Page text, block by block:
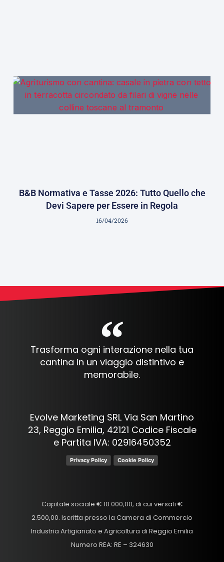
B&B Normativa e Tasse 2026: Tutto Quello che
Devi Sapere per Essere in Regola
16/04/2026
Trasforma ogni interazione nella tua
cantina in un viaggio distintivo e
memorabile.
Evolve Marketing SRL Via San Martino
23, Reggio Emilia, 42121 Codice Fiscale
e Partita IVA: 02916450352
Privacy Policy Cookie Policy
Capitale sociale € 10.000,00, di cui versati €
2.500,00. Iscritta presso la Camera di Commercio
Industria Artigianato e Agricoltura di Reggio Emilia
Numero REA: RE – 324630